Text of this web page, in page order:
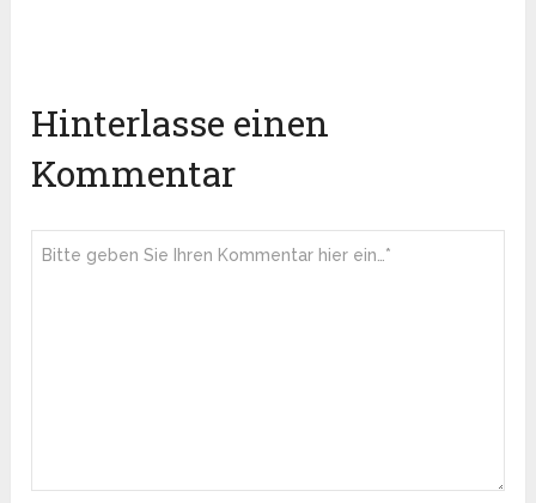
Hinterlasse einen
Kommentar